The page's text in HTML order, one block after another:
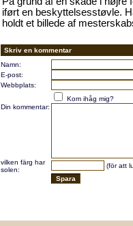
iført en beskyttelsesstøvle.
holdt et billede af
Skriv en kommentar
Namn:
E-post:
Webbplats:
Kom ihåg mig?
Din kommentar:
vilken färg har
solen:
(för att